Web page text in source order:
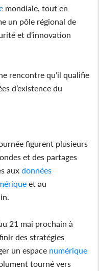
mondiale, tout en
un pôle régional de
et d’innovation
rencontre qu’il qualifie
d’existence du
figurent plusieurs
et des partages
aux données
et au
21 mai prochain à
des stratégies
un espace numérique
tourné vers